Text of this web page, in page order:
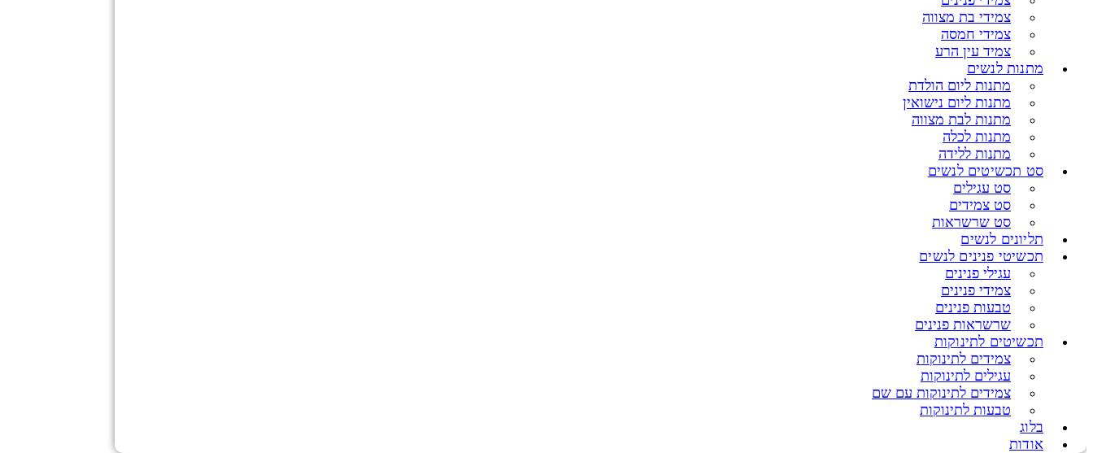
צמידי בת מצווה
צמידי חמסה
צמיד עין הרע
מתנות לנשים
מתנות ליום הולדת
מתנות ליום נישואין
מתנות לבת מצווה
מתנות לכלה
מתנות ללידה
סט תכשיטים לנשים
סט עגילים
סט צמידים
סט שרשראות
תליונים לנשים
תכשיטי פנינים לנשים
עגילי פנינים
צמידי פנינים
טבעות פנינים
שרשראות פנינים
תכשיטים לתינוקות
צמידים לתינוקות
עגילים לתינוקות
צמידים לתינוקות עם שם
טבעות לתינוקות
בלוג
אודות